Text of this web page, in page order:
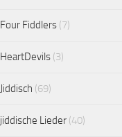
Four Fiddlers (7)
HeartDevils (3)
Jiddisch (69)
jiddische Lieder (40)